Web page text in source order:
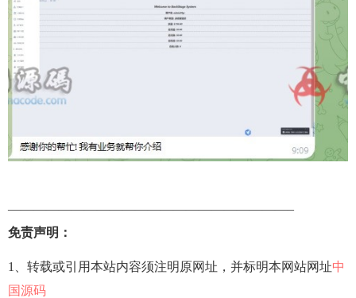
——————————————————————–
免责声明：
1、转载或引用本站内容须注明原网址，并标明本网站网址中
国源码